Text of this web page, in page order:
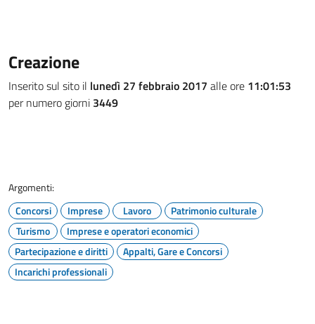
Creazione
Inserito sul sito il lunedì 27 febbraio 2017 alle ore 11:01:53
per numero giorni 3449
Argomenti:
Concorsi
Imprese Lavoro
Patrimonio culturale
Turismo
Imprese e operatori economici
Partecipazione e diritti
Appalti, Gare e Concorsi
Incarichi professionali